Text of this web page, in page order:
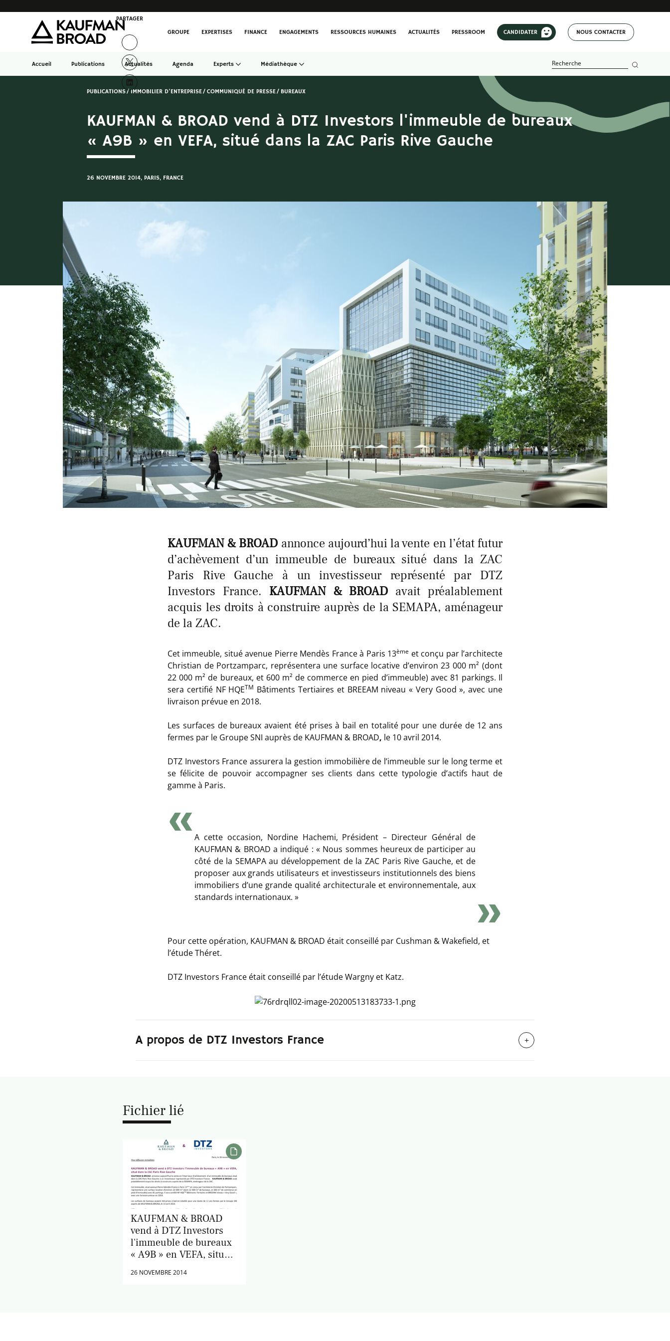
GROUPE EXPERTISES FINANCE ENGAGEMENTS RESSOURCES HUMAINES ACTUALITÉS PRESSROOM CANDIDATER NOUS CONTACTER
Accueil Publications Actualités Agenda Experts Médiathèque
PUBLICATIONS IMMOBILIER D'ENTREPRISE COMMUNIQUÉ DE PRESSE BUREAUX
KAUFMAN & BROAD vend à DTZ Investors l'immeuble de bureaux
« A9B » en VEFA, situé dans la ZAC Paris Rive Gauche
26 NOVEMBRE 2014, PARIS, FRANCE
PARTAGER
KAUFMAN & BROAD annonce aujourd’hui la vente en l’état futur
d’achèvement d’un immeuble de bureaux situé dans la ZAC
Paris Rive Gauche à un investisseur représenté par DTZ
Investors France. KAUFMAN & BROADavait préalablement
acquis les droits à construire auprès de la SEMAPA, aménageur
de la ZAC.
Cet immeuble, situé avenue Pierre Mendès France à Paris 13ème et conçu par l’architecte
Christian de Portzamparc, représentera une surface locative d’environ 23 000 m² (dont
22 000 m² de bureaux, et 600 m² de commerce en pied d’immeuble) avec 81 parkings. Il
sera certifié NF HQETM Bâtiments Tertiaires et BREEAM niveau « Very Good », avec une
livraison prévue en 2018.
Les surfaces de bureaux avaient été prises à bail en totalité pour une durée de 12 ans
fermes par le Groupe SNI auprès de KAUFMAN & BROAD, le 10 avril 2014.
DTZ Investors France assurera la gestion immobilière de l’immeuble sur le long terme et
se félicite de pouvoir accompagner ses clients dans cette typologie d’actifs haut de
gamme à Paris.
A cette occasion, Nordine Hachemi, Président – Directeur Général de
KAUFMAN & BROAD a indiqué : « Nous sommes heureux de participer au
côté de la SEMAPA au développement de la ZAC Paris Rive Gauche, et de
proposer aux grands utilisateurs et investisseurs institutionnels des biens
immobiliers d’une grande qualité architecturale et environnementale, aux
standards internationaux. »
Pour cette opération, KAUFMAN & BROAD était conseillé par Cushman & Wakefield, et
l’étude Théret.
DTZ Investors France était conseillé par l’étude Wargny et Katz.
A propos de DTZ Investors France
Fichier lié
KAUFMAN & BROAD
vend à DTZ Investors
l'immeuble de bureaux
« A9B » en VEFA, situé
Gauche
26 NOVEMBRE 2014